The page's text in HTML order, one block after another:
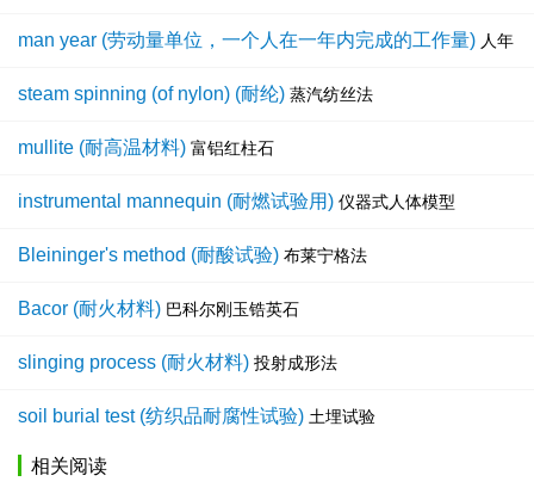
man year (劳动量单位，一个人在一年内完成的工作量) 人年
steam spinning (of nylon) (耐纶) 蒸汽纺丝法
mullite (耐高温材料) 富铝红柱石
instrumental mannequin (耐燃试验用) 仪器式人体模型
Bleininger's method (耐酸试验) 布莱宁格法
Bacor (耐火材料) 巴科尔刚玉锆英石
slinging process (耐火材料) 投射成形法
soil burial test (纺织品耐腐性试验) 土埋试验
相关阅读